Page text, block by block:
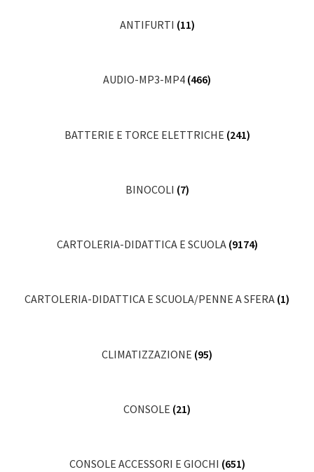
ANTIFURTI (11)
AUDIO-MP3-MP4 (466)
BATTERIE E TORCE ELETTRICHE (241)
BINOCOLI (7)
CARTOLERIA-DIDATTICA E SCUOLA (9174)
CARTOLERIA-DIDATTICA E SCUOLA/PENNE A SFERA (1)
CLIMATIZZAZIONE (95)
CONSOLE (21)
CONSOLE ACCESSORI E GIOCHI (651)